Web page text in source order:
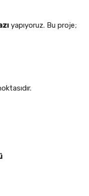
yapıyoruz. Bu proje;